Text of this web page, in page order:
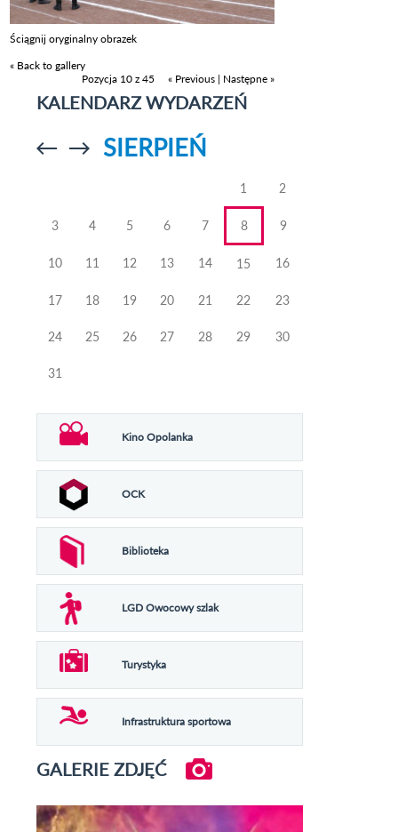
Ściągnij oryginalny obrazek
« Back to gallery
Pozycja 10 z 45
« Previous | Następne »
KALENDARZ WYDARZEŃ
Przejdź doPrzejdź do
SIERPIEŃ
1 2
3 4 5 6 7 8 9
10 11 12 13 14 15 16
17 18 19 20 21 22 23
24 25 26 27 28 29 30
31
Kino Opolanka
OCK
Biblioteka
LGD Owocowy szlak
Turystyka
Infrastruktura sportowa
GALERIE ZDJĘĆ